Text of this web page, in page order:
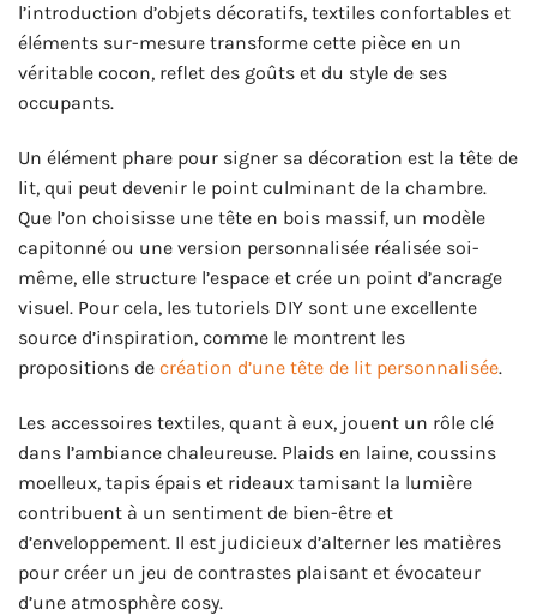
l’introduction d’objets décoratifs, textiles confortables et
éléments sur-mesure transforme cette pièce en un
véritable cocon, reflet des goûts et du style de ses
occupants.
Un élément phare pour signer sa décoration est la tête de
lit, qui peut devenir le point culminant de la chambre.
Que l’on choisisse une tête en bois massif, un modèle
capitonné ou une version personnalisée réalisée soi-
même, elle structure l’espace et crée un point d’ancrage
visuel. Pour cela, les tutoriels DIY sont une excellente
source d’inspiration, comme le montrent les
propositions de création d’une tête de lit personnalisée.
Les accessoires textiles, quant à eux, jouent un rôle clé
dans l’ambiance chaleureuse. Plaids en laine, coussins
moelleux, tapis épais et rideaux tamisant la lumière
contribuent à un sentiment de bien-être et
d’enveloppement. Il est judicieux d’alterner les matières
pour créer un jeu de contrastes plaisant et évocateur
d’une atmosphère cosy.